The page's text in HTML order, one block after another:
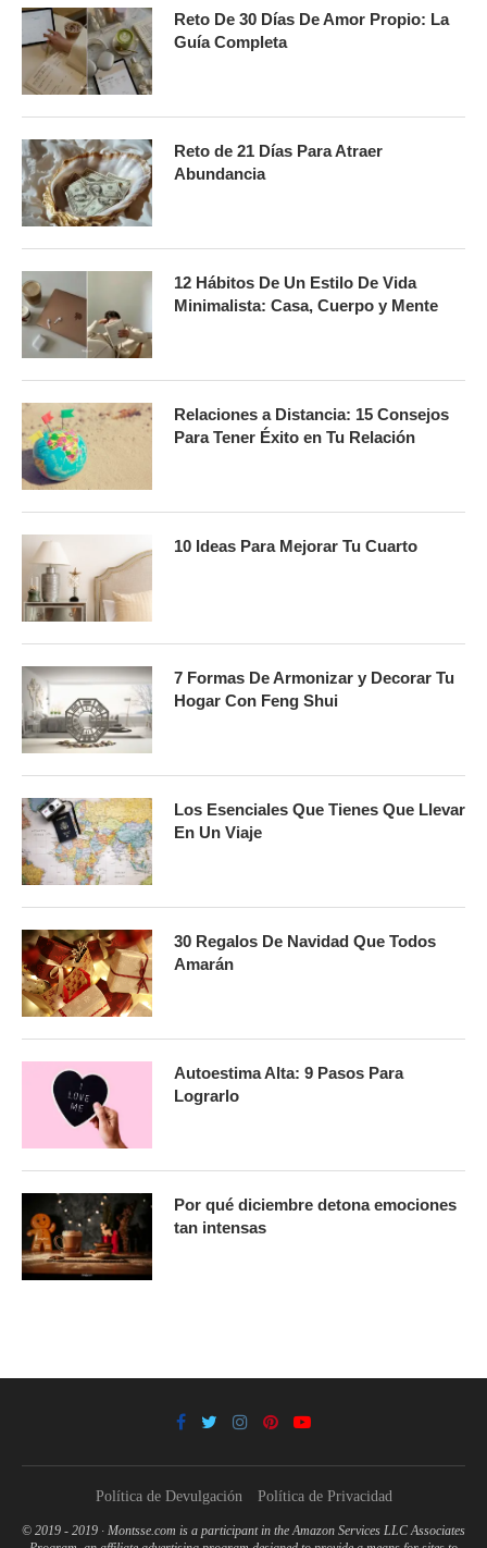
Reto De 30 Días De Amor Propio: La
Guía Completa
Reto de 21 Días Para Atraer
Abundancia
12 Hábitos De Un Estilo De Vida
Minimalista: Casa, Cuerpo y Mente
Relaciones a Distancia: 15 Consejos
Para Tener Éxito en Tu Relación
10 Ideas Para Mejorar Tu Cuarto
7 Formas De Armonizar y Decorar Tu
Hogar Con Feng Shui
Los Esenciales Que Tienes Que Llevar
En Un Viaje
30 Regalos De Navidad Que Todos
Amarán
Autoestima Alta: 9 Pasos Para
Lograrlo
Por qué diciembre detona emociones
tan intensas
Política de Devulgación Política de Privacidad
© 2019 - 2019 · Montsse.com is a participant in the Amazon Services LLC Associates